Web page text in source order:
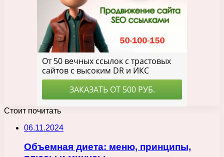
Стоит почитать
06.11.2024
Объемная диета: меню, принципы,